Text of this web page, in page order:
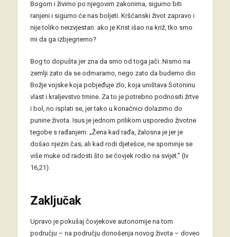
Bogom i živimo po njegovim zakonima, sigurno biti
ranjeni i sigurno će nas boljeti. Kršćanski život zapravo i
nije toliko neizvjestan: ako je Krist išao na križ, tko smo
mi da ga izbjegnemo?
Bog to dopušta jer zna da smo od toga jači. Nismo na
zemlji zato da se odmaramo, nego zato da budemo dio
Božje vojske koja pobjeđuje zlo, koja uništava Sotoninu
vlast i kraljevstvo tmine. Za to je potrebno podnositi žrtve
i bol, no isplati se, jer tako u konačnici dolazimo do
punine života. Isus je jednom prilikom usporedio životne
tegobe s rađanjem: „Žena kad rađa, žalosna je jer je
došao njezin čas; ali kad rodi djetešce, ne spominje se
više muke od radosti što se čovjek rodio na svijet.” (Iv
16,21).
Zaključak
Upravo je pokušaj čovjekove autonomije na tom
području – na području donošenja novog života – doveo